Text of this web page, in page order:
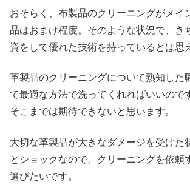
おそらく、布製品のクリーニングがメイ
品はおまけ程度。そのような状況で、き
資をして優れた技術を持っているとは思
革製品のクリーニングについて熟知した
て最適な方法で洗ってくれればいいので
そこまでは期待できないと思います。
大切な革製品が大きなダメージを受けた
とショックなので、クリーニングを依頼
選びたいです。